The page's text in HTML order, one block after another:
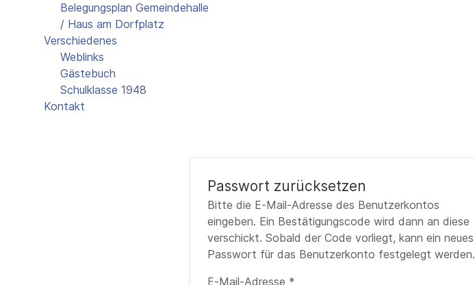
Belegungsplan Gemeindehalle
/ Haus am Dorfplatz
Verschiedenes
Weblinks
Gästebuch
Schulklasse 1948
Kontakt
Passwort zurücksetzen
Bitte die E-Mail-Adresse des Benutzerkontos
eingeben. Ein Bestätigungscode wird dann an diese
verschickt. Sobald der Code vorliegt, kann ein neues
Passwort für das Benutzerkonto festgelegt werden.
E-Mail-Adresse *